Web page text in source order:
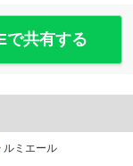
で共有する
ルミエール